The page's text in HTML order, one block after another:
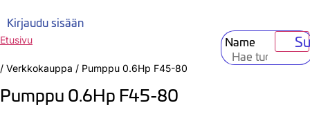
Kirjaudu sisään
Name
Etusivu
/ Verkkokauppa / Pumppu 0.6Hp F45-80
Pumppu 0.6Hp F45-80